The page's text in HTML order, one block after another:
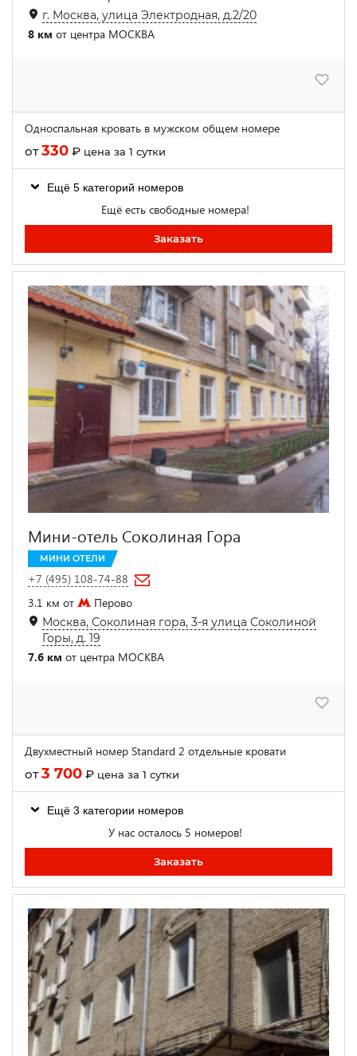
г. Москва, улица Электродная, д.2/20
8 км от центра МОСКВА
Односпальная кровать в мужском общем номере
от330 ₽ цена за 1 сутки
Ещё 5 категорий номеров
Ещё есть свободные номера!
Заказать
Мини-отель Соколиная Гора
МИНИ ОТЕЛИ
+7 (495) 108-74-88
3.1 км от
Перово
Москва, Соколиная гора, 3-я улица Соколиной
Горы, д. 19
7.6 км от центра МОСКВА
Двухместный номер Standard 2 отдельные кровати
от3 700 ₽ цена за 1 сутки
Ещё 3 категории номеров
У нас осталось 5 номеров!
Заказать